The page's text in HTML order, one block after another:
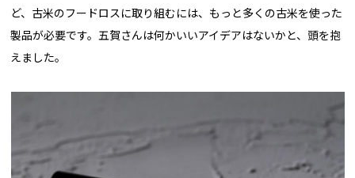
ど、古米のフードロスに取り組むには、もっと多くの古米を使った
製品が必要です。五賀さんは何かいいアイデアはないかと、頭を抱
えました。